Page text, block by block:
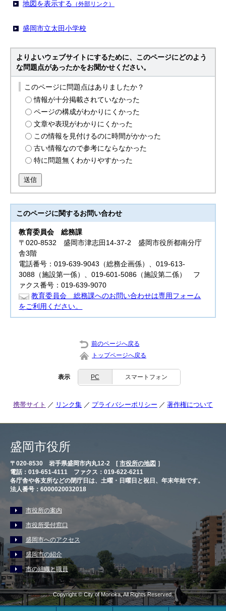
地図を表示する （外部リンク）
盛岡市立太田小学校
よりよいウェブサイトにするために、このページにどのよう
な問題点があったかをお聞かせください。
このページに問題点はありましたか？
情報が十分掲載されていなかった
ページの構成がわかりにくかった
文章や表現がわかりにくかった
この情報を見付けるのに時間がかかった
古い情報なので参考にならなかった
特に問題無くわかりやすかった
送信
このページに関するお問い合わせ
教育委員会総務課
〒020-8532 盛岡市津志田14-37-2 盛岡市役所都南分庁
舎3階
電話番号：019-639-9043（総務企画係）、019-613-
3088（施設第一係）、019-601-5086（施設第二係） フ
ァクス番号：019-639-9070
教育委員会 総務課へのお問い合わせは専用フォーム
をご利用ください。
前のページへ戻る
トップページへ戻る
表示 PC スマートフォン
携帯サイト リンク集 プライバシーポリシー 著作権について
盛岡市役所
〒020-8530 岩手県盛岡市内丸12-2 [ 市役所の地図 ］
電話：019-651-4111 ファクス：019-622-6211
各庁舎や各支所などの閉庁日は、土曜・日曜日と祝日、年末年始です。
法人番号：6000020032018
市役所の案内
市役所受付窓口
盛岡市へのアクセス
盛岡市の紹介
市の組織と職員
Copyright © City of Morioka, All Rights Reserved.